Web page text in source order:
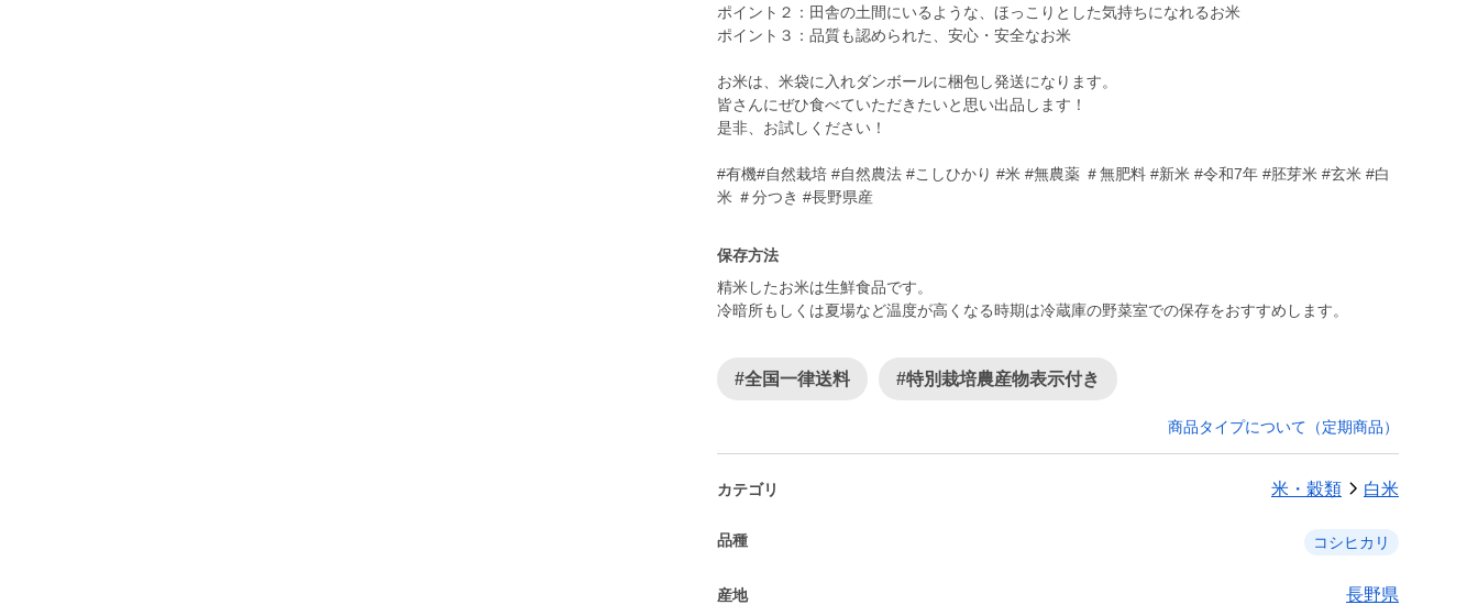
ポイント２：田舎の土間にいるような、ほっこりとした気持ちになれるお米
ポイント３：品質も認められた、安心・安全なお米
お米は、米袋に入れダンボールに梱包し発送になります。
皆さんにぜひ食べていただきたいと思い出品します！
是非、お試しください！
#有機#自然栽培 #自然農法 #こしひかり #米 #無農薬 ＃無肥料 #新米 #令和7年 #胚芽米 #玄米 #白
米 ＃分つき #長野県産
保存方法
精米したお米は生鮮食品です。
冷暗所もしくは夏場など温度が高くなる時期は冷蔵庫の野菜室での保存をおすすめします。
#全国一律送料 #特別栽培農産物表示付き
商品タイプについて（定期商品）
カテゴリ 米・穀類 白米
品種 コシヒカリ
産地 長野県